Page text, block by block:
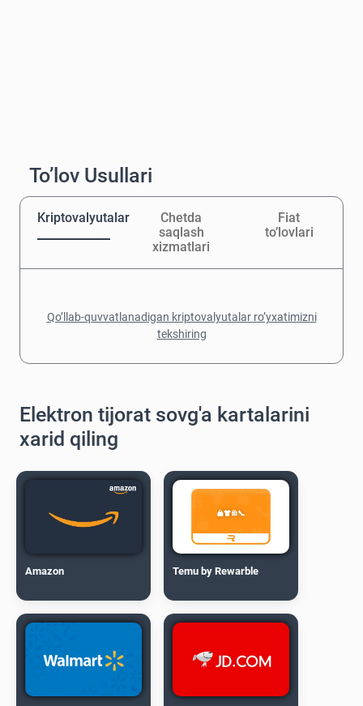
To’lov Usullari
Kriptovalyutalar
Chetda
saqlash
xizmatlari
Fiat
to’lovlari
Qo’llab-quvvatlanadigan kriptovalyutalar ro’yxatimizni
tekshiring
Elektron tijorat sovg'a kartalarini
xarid qiling
Amazon Temu by Rewarble